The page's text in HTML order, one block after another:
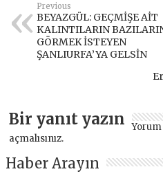
Previous
BEYAZGÜL: GEÇMİŞE AİT
KALINTILARIN
GÖRMEK İSTEYEN
ŞANLIURFA’YA GELSİN
Bir yanıt yazın
açmalısınız.
Haber Arayın